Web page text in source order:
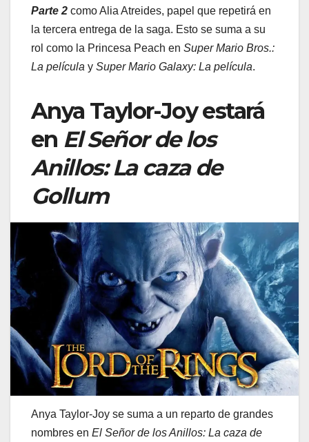
Parte 2 como Alia Atreides, papel que repetirá en
la tercera entrega de la saga. Esto se suma a su
rol como la Princesa Peach en Super Mario Bros.:
La película y Super Mario Galaxy: La película.
Anya Taylor-Joy estará
en El Señor de los
Anillos: La caza de
Gollum
Anya Taylor-Joy se suma a un reparto de grandes
nombres en El Señor de los Anillos: La caza de